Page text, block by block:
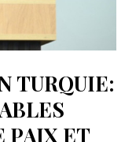
TURQUIE:
PAIX ET